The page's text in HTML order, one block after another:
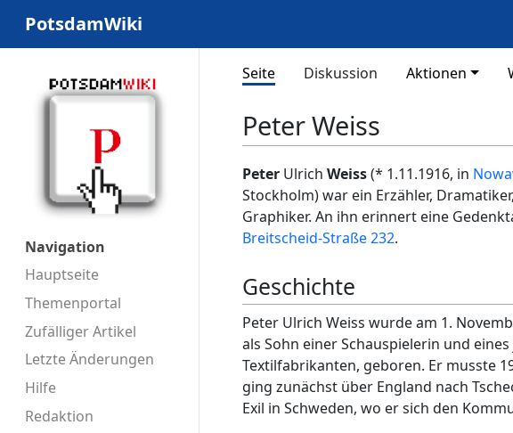
PotsdamWiki
Navigation
Hauptseite
Themenportal
Zufälliger Artikel
Letzte Änderungen
Hilfe
Redaktion
Seite Diskussion Aktionen
Peter Weiss
Peter Ulrich Weiss(* 1.11.1916, in
Stockholm) war ein Erzähler,
Graphiker. An ihn erinnert eine
Breitscheid-Straße 232.
Geschichte
Peter Ulrich Weiss wurde am 1.
als Sohn einer Schauspielerin und
Textilfabrikanten, geboren. Er musste
ging zunächst über England nach
Exil in Schweden, wo er sich den